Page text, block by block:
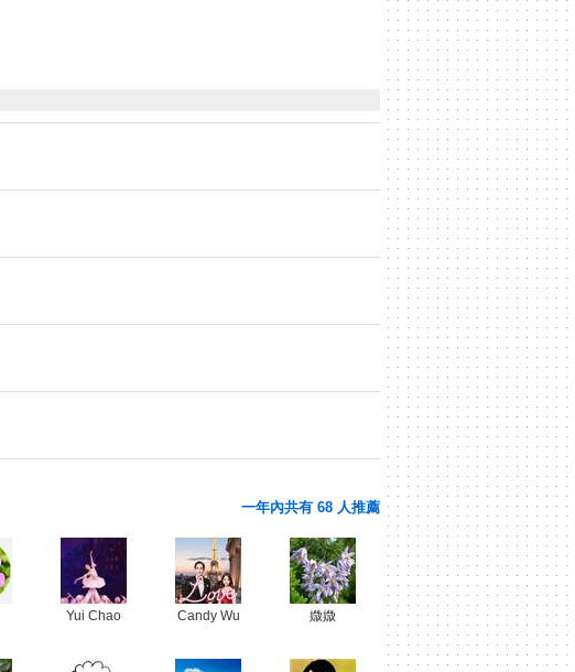
一年內共有 68 人推薦
Yui Chao Candy Wu 媺媺